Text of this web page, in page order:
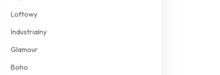
Loftowy
Industrialny
Glamour
Boho